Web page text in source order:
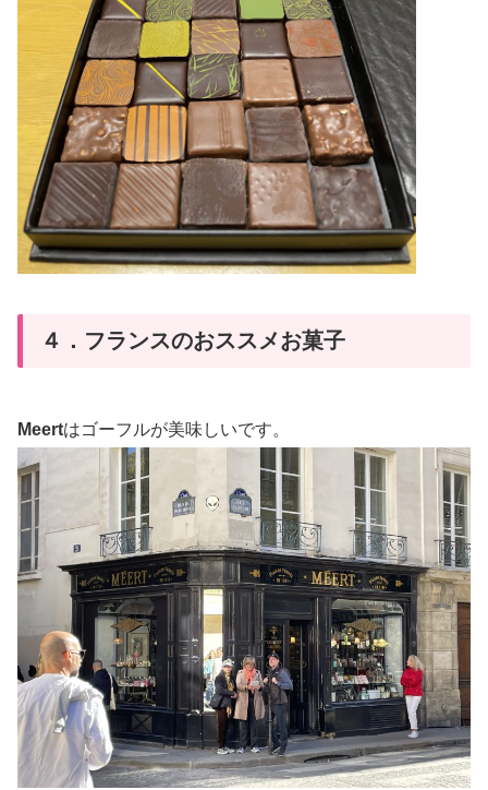
４．フランスのおススメお菓子
Meertはゴーフルが美味しいです。